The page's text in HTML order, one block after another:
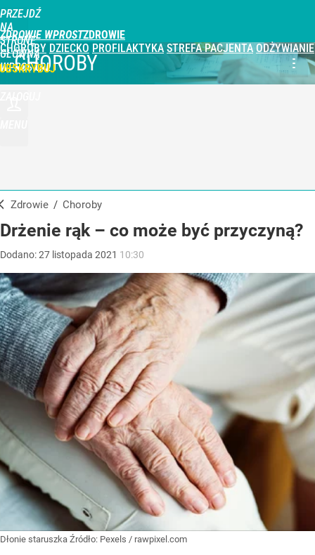
PRZEJDŹ
NA
STRONĘ
GŁÓWNĄ
WPROST.PL
ZDROWIE WPROST
CHOROBY DZIECKO PROFILAKTYKA STREFA PACJENTA ODŻYWIANIE
CHOROBY
Zdrowie / Choroby
Drżenie rąk – co może być przyczyną?
Dodano:27 listopada 2021 10:30
Dłonie staruszka Źródło: Pexels / rawpixel.com